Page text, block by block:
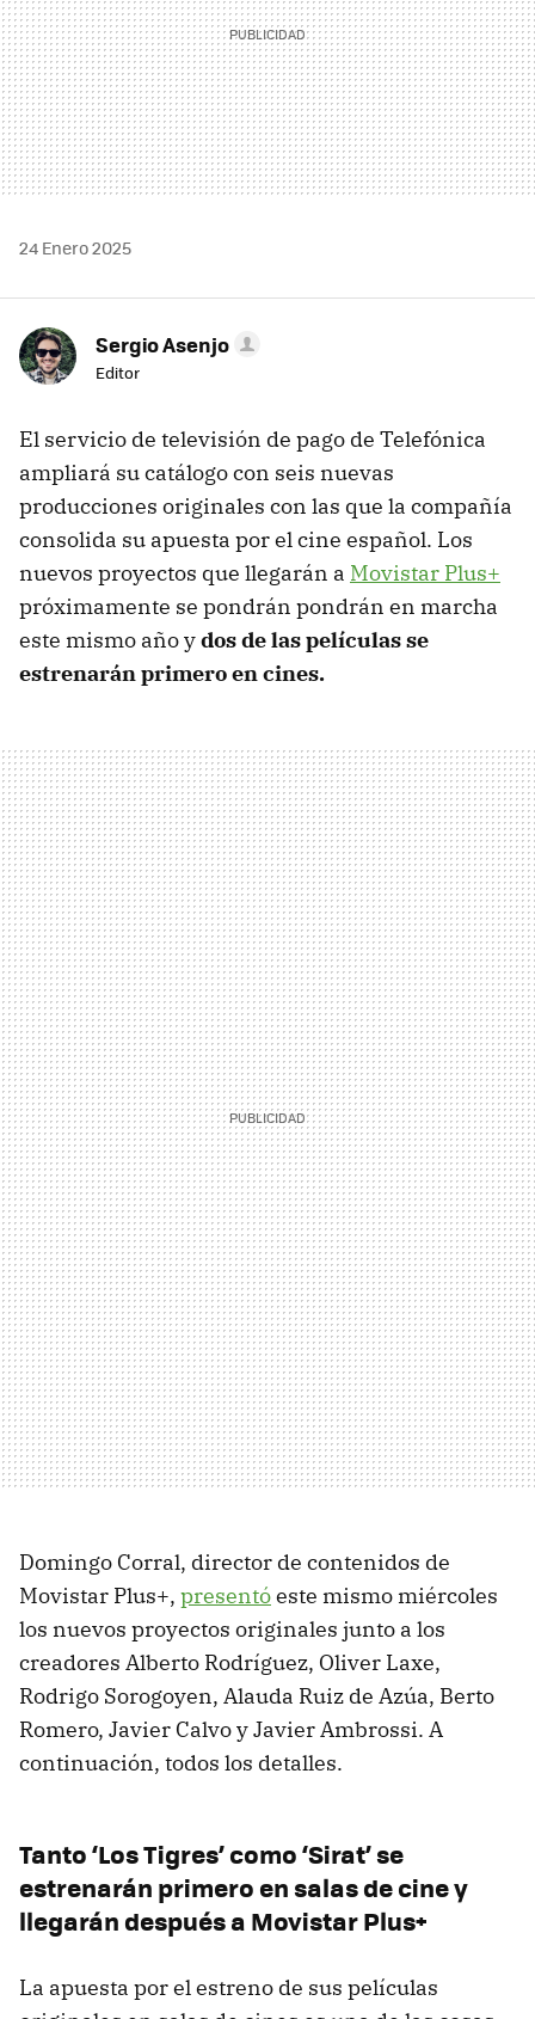
24 Enero 2025
Sergio Asenjo
Editor
El servicio de televisión de pago de Telefónica
ampliará su catálogo con seis nuevas
producciones originales con las que la compañía
consolida su apuesta por el cine español. Los
nuevos proyectos que llegarán a Movistar Plus+
próximamente se pondrán pondrán en marcha
este mismo año ydos de las películas se
estrenarán primero en cines.
Domingo Corral, director de contenidos de
Movistar Plus+, presentóeste mismo miércoles
los nuevos proyectos originales junto a los
creadores Alberto Rodríguez, Oliver Laxe,
Rodrigo Sorogoyen, Alauda Ruiz de Azúa, Berto
Romero, Javier Calvo y Javier Ambrossi. A
continuación, todos los detalles.
Tanto ‘Los Tigres’ como ‘Sirat’ se
estrenarán primero en salas de cine y
llegarán después a Movistar Plus+
La apuesta por el estreno de sus películas